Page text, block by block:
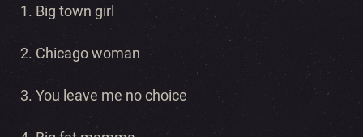
1. Big town girl
2. Chicago woman
3. You leave me no choice